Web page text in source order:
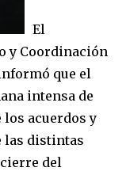
El
y Coordinación
que el
intensa de
acuerdos y
las distintas
del